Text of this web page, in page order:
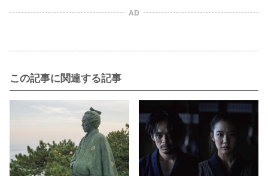
AD
この記事に関連する記事